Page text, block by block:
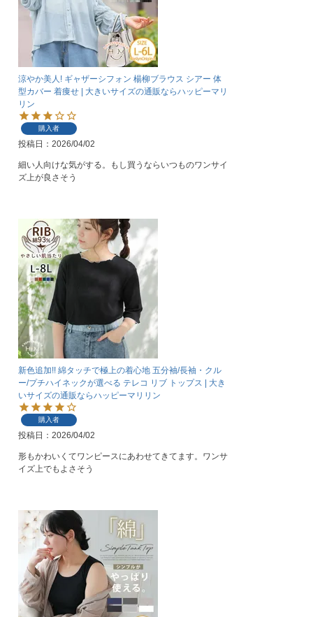
涼やか美人! ギャザーシフォン 楊柳ブラウス シアー 体
型カバー 着痩せ | 大きいサイズの通販ならハッピーマリ
リン
購入者
投稿日 2026/04/02
細い人向けな気がする。もし買うならいつものワンサイ
ズ上が良さそう
新色追加!! 綿タッチで極上の着心地 五分袖/長袖・クル
ー/プチハイネックが選べる テレコ リブ トップス | 大き
いサイズの通販ならハッピーマリリン
購入者
投稿日 2026/04/02
形もかわいくてワンピースにあわせてきてます。ワンサ
イズ上でもよさそう